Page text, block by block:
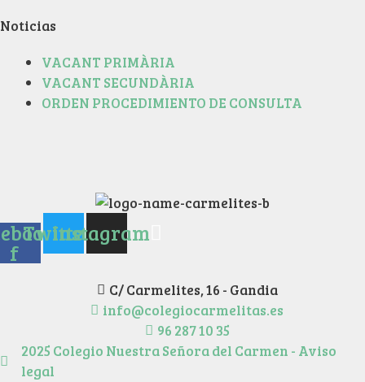
Noticias
VACANT PRIMÀRIA
VACANT SECUNDÀRIA
ORDEN PROCEDIMIENTO DE CONSULTA
f
Twitter
Instagram
C/ Carmelites, 16 - Gandia
info@colegiocarmelitas.es
96 287 10 35
2025 Colegio Nuestra Señora del Carmen - Aviso
legal